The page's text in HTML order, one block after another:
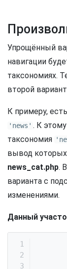
Упрощённый
навигации
таксономиях.
второй
К примеру,
'news' . К
таксономия
вывод
news_cat.php.
варианта с
изменениями.
Данный